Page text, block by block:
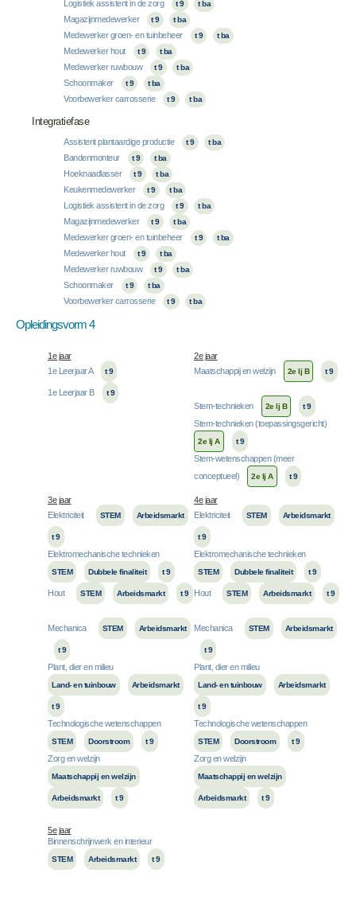
Logistiek assistent in de zorg t 9 t ba
Magazijnmedewerker t 9 t ba
Medewerker groen- en tuinbeheer t 9 t ba
Medewerker hout t 9 t ba
Medewerker ruwbouw t 9 t ba
Schoonmaker t 9 t ba
Voorbewerker carrosserie t 9 t ba
Integratiefase
Assistent plantaardige productie t 9 t ba
Bandenmonteur t 9 t ba
Hoeknaadlasser t 9 t ba
Keukenmedewerker t 9 t ba
Logistiek assistent in de zorg t 9 t ba
Magazijnmedewerker t 9 t ba
Medewerker groen- en tuinbeheer t 9 t ba
Medewerker hout t 9 t ba
Medewerker ruwbouw t 9 t ba
Schoonmaker t 9 t ba
Voorbewerker carrosserie t 9 t ba
Opleidingsvorm 4
1e jaar
2e jaar
1e Leerjaar A
t 9
1e Leerjaar B t 9
Maatschappij en welzijn 2e lj B t 9
Stem-technieken 2e lj B t 9
Stem-technieken (toepassingsgericht)
2e lj A t 9
Stem-wetenschappen (meer
conceptueel)
2e lj A t 9
3e jaar
4e jaar
Elektriciteit
STEM Arbeidsmarkt
t 9
Elektromechanische technieken
STEM Dubbele finaliteit t 9
Hout STEM Arbeidsmarkt t 9
Mechanica STEM Arbeidsmarkt
t 9
Plant, dier en milieu
Land- en tuinbouw Arbeidsmarkt
t 9
Technologische wetenschappen
STEM Doorstroom t 9
Zorg en welzijn
Maatschappij en welzijn
Arbeidsmarkt t 9
Elektriciteit STEM Arbeidsmarkt
t 9
Elektromechanische technieken
STEM Dubbele finaliteit t 9
Hout STEM Arbeidsmarkt t 9
Mechanica STEM Arbeidsmarkt
t 9
Plant, dier en milieu
Land- en tuinbouw Arbeidsmarkt
t 9
Technologische wetenschappen
STEM Doorstroom t 9
Zorg en welzijn
Maatschappij en welzijn
Arbeidsmarkt t 9
5e jaar
Binnenschrijnwerk en interieur
STEM Arbeidsmarkt t 9